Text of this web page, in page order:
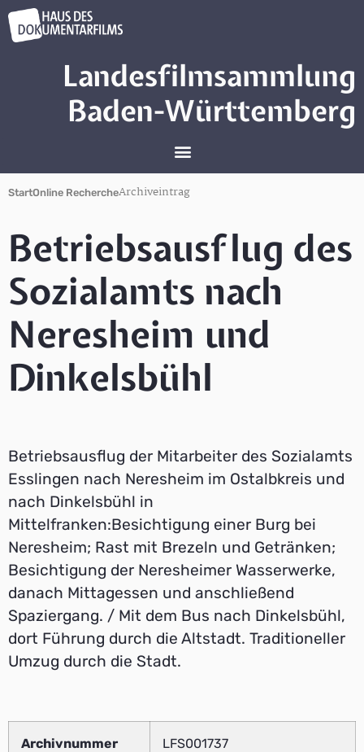
Landesfilmsammlung
Baden-Württemberg
StartOnline RechercheArchiveintrag
Betriebsausflug des
Sozialamts nach
Neresheim und
Dinkelsbühl
Betriebsausflug der Mitarbeiter des Sozialamts
Esslingen nach Neresheim im Ostalbkreis und
nach Dinkelsbühl in
Mittelfranken:Besichtigung einer Burg bei
Neresheim; Rast mit Brezeln und Getränken;
Besichtigung der Neresheimer Wasserwerke,
danach Mittagessen und anschließend
Spaziergang. / Mit dem Bus nach Dinkelsbühl,
dort Führung durch die Altstadt. Traditioneller
Umzug durch die Stadt.
Archivnummer LFS001737